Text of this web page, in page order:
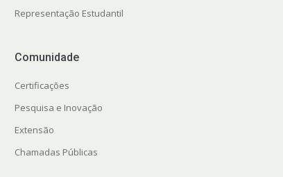
Representação Estudantil
Comunidade
Certificações
Pesquisa e Inovação
Extensão
Chamadas Públicas